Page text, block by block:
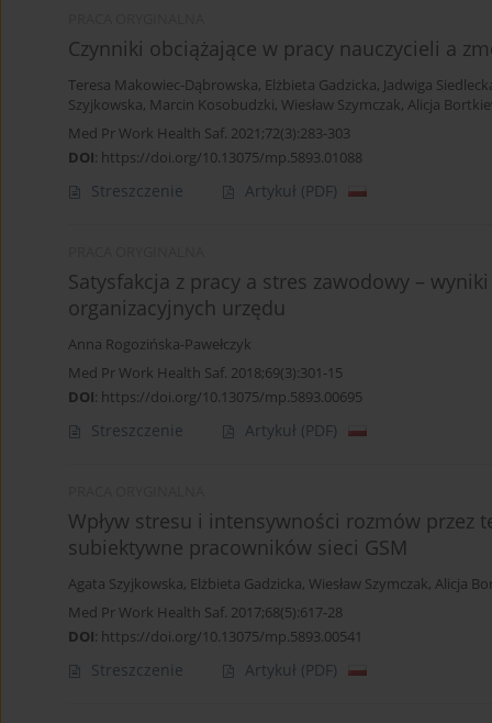
Czynniki obciążające w pracy nauczycieli a
Teresa Makowiec-Dąbrowska, Elżbieta Gadzicka, Jadwiga
Szyjkowska, Marcin Kosobudzki, Wiesław Szymczak, Alicja
Med Pr Work Health Saf. 2021;72(3):283-303
DOI: https://doi.org/10.13075/mp.5893.01088
Streszczenie Artykuł (PDF)
Satysfakcja z pracy a stres zawodowy –
organizacyjnych urzędu
Anna Rogozińska-Pawełczyk
Med Pr Work Health Saf. 2018;69(3):301-15
DOI: https://doi.org/10.13075/mp.5893.00695
Streszczenie Artykuł (PDF)
Wpływ stresu i intensywności rozmów
subiektywne pracowników sieci GSM
Agata Szyjkowska, Elżbieta Gadzicka, Wiesław Szymczak, Alicja
Med Pr Work Health Saf. 2017;68(5):617-28
DOI: https://doi.org/10.13075/mp.5893.00541
Streszczenie Artykuł (PDF)